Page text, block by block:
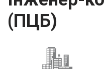
(ПЦБ)